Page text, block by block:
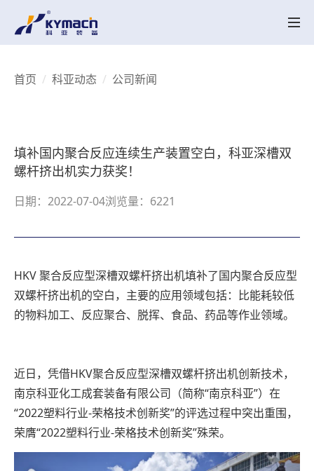
产品中心
公司介绍
辉煌历程
荣誉资质
产品创新
行业应用
实验中心
智能配混解决方案
科亚动态
视频展示
联系我们
CN
EN
首页 科亚动态 公司新闻
填补国内聚合反应连续生产装置空白，科亚深槽双
螺杆挤出机实力获奖！
日期：2022-07-04浏览量：6221
HKV 聚合反应型深槽双螺杆挤出机填补了国内聚合反应型
双螺杆挤出机的空白，主要的应用领域包括：比能耗较低
的物料加工、反应聚合、脱挥、食品、药品等作业领域。
近日，凭借HKV聚合反应型深槽双螺杆挤出机创新技术，
南京科亚化工成套装备有限公司（简称“南京科亚”）在
“2022塑料行业-荣格技术创新奖”的评选过程中突出重围，
荣膺“2022塑料行业-荣格技术创新奖”殊荣。